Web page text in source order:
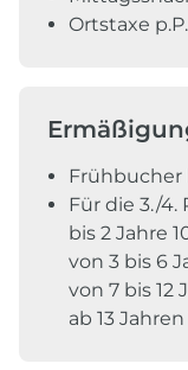
Ortstaxe
Frühbucher
Für die 3./4.
bis 2 Jahre
von 3 bis 6
von 7 bis 12
ab 13 Jahren